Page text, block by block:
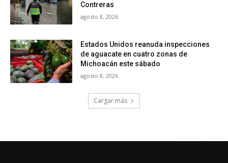
Contreras
agosto 8, 2026
Estados Unidos reanuda inspecciones
de aguacate en cuatro zonas de
Michoacán este sábado
agosto 8, 2026
Cargar más